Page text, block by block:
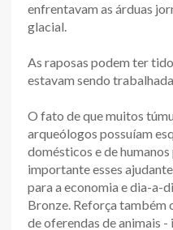
enfrentavam as árduas
glacial.
As raposas podem ter
estavam sendo
O fato de que muitos
arqueólogos possuíam
domésticos e de
importante esses
para a economia e dia-a-
Bronze. Reforça também
de oferendas de animais